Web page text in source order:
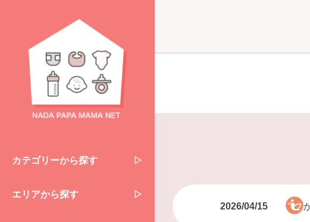
カテゴリーから探す
エリアから探す
2026/04/15